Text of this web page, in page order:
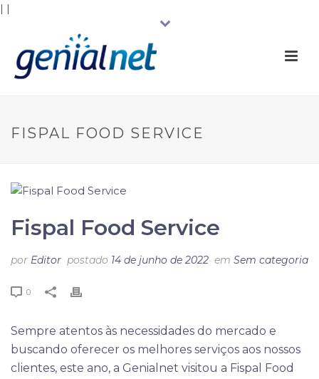
| |
FISPAL FOOD SERVICE
Fispal Food Service
por Editor postado 14 de junho de 2022 em Sem categoria
0
Sempre atentos às necessidades do mercado e
buscando oferecer os melhores serviços aos nossos
clientes, este ano, a Genialnet visitou a Fispal Food